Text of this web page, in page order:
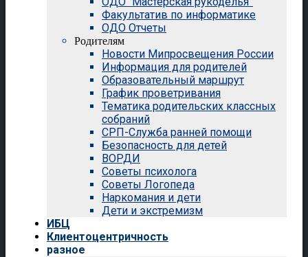
Факультатив по информатике
ОДО Отчеты
Родителям
Новости Мипросвещения России
Информация для родителей
Образовательный маршрут
График проветривания
Тематика родительских классных
собраний
СРП-Служба ранней помощи
Безопасность для детей
ВОРДИ
Советы психолога
Советы Логопеда
Наркомания и дети
Дети и экстремизм
ИБЦ
Клиентоцентричность
разное